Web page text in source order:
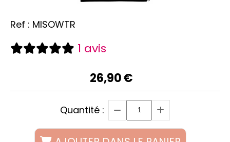
Ref : MISOWTR
1 avis
26,90€
Quantité :